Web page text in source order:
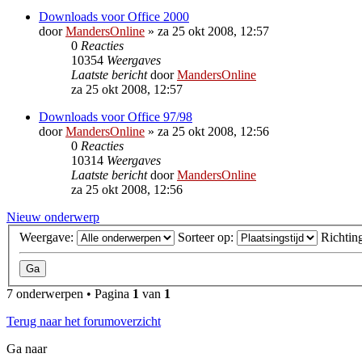
Downloads voor Office 2000
doorMandersOnline » za 25 okt 2008, 12:57
0 Reacties
10354 Weergaves
Laatste berichtdoorMandersOnline
za 25 okt 2008, 12:57
Downloads voor Office 97/98
doorMandersOnline » za 25 okt 2008, 12:56
0 Reacties
10314 Weergaves
Laatste berichtdoorMandersOnline
za 25 okt 2008, 12:56
Nieuw onderwerp
Weergave:
Sorteer op:
7 onderwerpen • Pagina 1 van 1
Terug naar het forumoverzicht
Ga naar